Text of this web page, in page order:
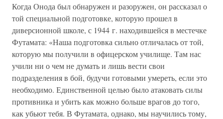
Когда Онода был обнаружен и разоружен, он рассказал о
той специальной подготовке, которую прошел в
диверсионной школе, с 1944 г. находившейся в местечке
Футамата: «Наша подготовка сильно отличалась от той,
которую мы получили в офицерском училище. Там нас
учили ни о чем не думать и лишь вести свои
подразделения в бой, будучи готовыми умереть, если это
необходимо. Единственной целью было атаковать силы
противника и убить как можно больше врагов до того,
как убьют тебя. В Футамата, однако, мы научились тому,